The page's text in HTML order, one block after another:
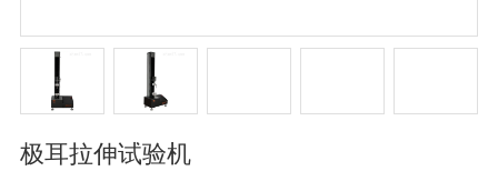
极耳拉伸试验机